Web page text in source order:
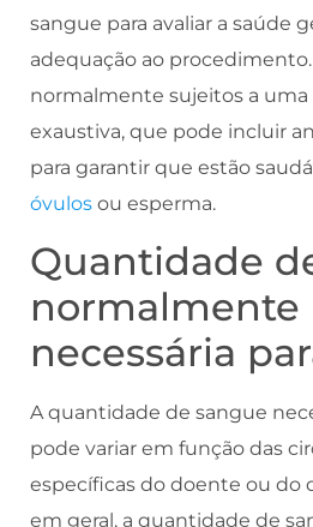
sangue para avaliar a saúde
adequação ao
normalmente sujeitos a uma
exaustiva, que pode incluir
para garantir que estão
óvulos ou esperma.
Quantidade
normalmente
necessária
A quantidade de sangue
pode variar em função das
específicas do doente ou do
em geral, a quantidade de